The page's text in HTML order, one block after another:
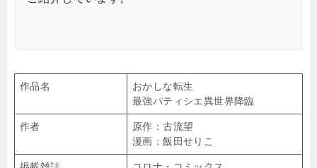
作品名
おかしな転生
最強パティシエ異世界降臨
作者
原作：古流望
漫画：飯田せりこ